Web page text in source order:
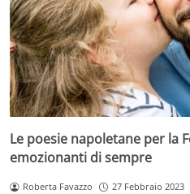
Le poesie napoletane per la
emozionanti di sempre
Roberta Favazzo 27 Febbraio 2023